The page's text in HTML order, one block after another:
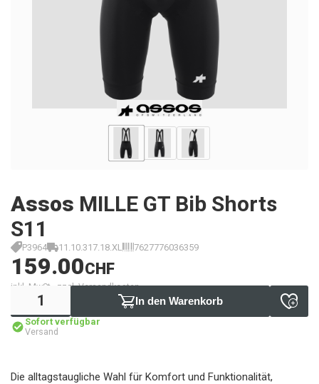
Assos MILLE GT Bib Shorts
S11
P3964 11.10.317.18.XL 7627776036359
159.00CHF
inkl. MwSt., zzgl. Versandkosten
In den Warenkorb
Sofort verfügbar
Versand
Die alltagstaugliche Wahl für Komfort und Funktionalität,